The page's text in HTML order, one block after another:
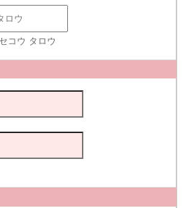
コウ タロウ